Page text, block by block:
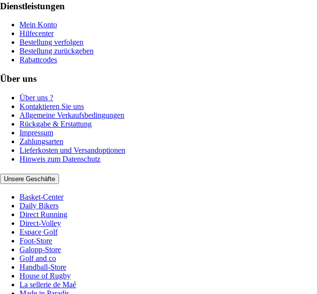
Dienstleistungen
Mein Konto
Hilfecenter
Bestellung verfolgen
Bestellung zurückgeben
Rabattcodes
Über uns
Über uns ?
Kontaktieren Sie uns
Allgemeine Verkaufsbedingungen
Rückgabe & Erstattung
Impressum
Zahlungsarten
Lieferkosten und Versandoptionen
Hinweis zum Datenschutz
Unsere Geschäfte
Basket-Center
Daily Bikers
Direct Running
Direct-Volley
Espace Golf
Foot-Store
Galopp-Store
Golf and co
Handball-Store
House of Rugby
La sellerie de Maé